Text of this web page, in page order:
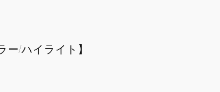
ー/​ハイライト】